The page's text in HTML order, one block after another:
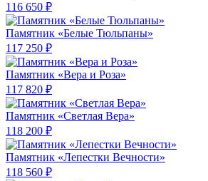
116 650 ₽
Памятник «Белые Тюльпаны»
117 250 ₽
Памятник «Вера и Роза»
117 820 ₽
Памятник «Светлая Вера»
118 200 ₽
Памятник «Лепестки Вечности»
118 560 ₽